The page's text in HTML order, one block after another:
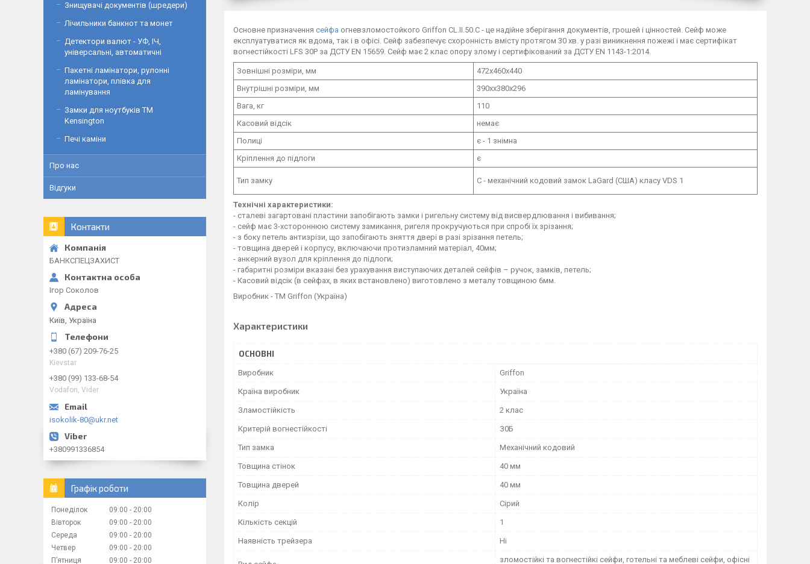
Основне призначення сейфа огневзломостойкого Griffon CL.II.50.C - це надійне зберігання документів, грошей і цінностей. Сейф може
експлуатуватися як вдома, так і в офісі. Сейф забезпечує схоронність вмісту протягом 30 хв. у разі виникнення пожежі і має сертифікат
вогнестійкості LFS 30P за ДСТУ EN 15659. Сейф має 2 клас опору злому і сертифікований за ДСТУ ЕN 1143-1:2014.
Зовнішні розміри, мм
472х460х440
Внутрішні розміри, мм
390хх380х296
Вага, кг
110
Касовий відсік
немає
Полиці
є - 1 знімна
Кріплення до підлоги
є
Тип замку C - механічний кодовий замок LaGard (США) класу VDS 1
Технічні характеристики:
- сталеві загартовані пластини запобігають замки і ригельну систему від висвердлювання і вибивання;
- сейф має 3-хстороннюю систему замикання, ригеля прокручуються при спробі їх зрізання;
- з боку петель антизрізи, що запобігають зняття двері в разі зрізання петель;
- товщина дверей і корпусу, включаючи протизламний матеріал, 40мм;
- анкерний вузол для кріплення до підлоги;
- габаритні розміри вказані без урахування виступаючих деталей сейфів – ручок, замків, петель;
- Касовий відсік (в сейфах, в яких встановлено) виготовлено з металу товщиною 6мм.
Виробник - ТМ Griffon (Україна)
Характеристики
ОСНОВНІ
Виробник Griffon
Країна виробник Україна
Зламостійкість 2 клас
Критерій вогнестійкості З0Б
Тип замка Механічний кодовий
Товщина стінок 40 мм
Товщина дверей 40 мм
Колір Сірий
Кількість секцій 1
Наявність трейзера Ні
зломостійкі та вогнестійкі сейфи, готельні та меблеві сейфи, офісні
Знищувачі документів (шредери)
Лічильники банкнот та монет
Детектори валют - УФ, ІЧ,
універсальні, автоматичні
Пакетні ламінатори, рулонні
ламінатори, плівка для
ламінування
Замки для ноутбуків ТМ
Kensington
Печі каміни
Про нас
Відгуки
Контакти
БАНКСПЕЦЗАХИСТ
Ігор Соколов
Київ, Україна
+380 (67) 209-76-25
Kievstar
+380 (99) 133-68-54
Vodafon, Vider
isokolik-80@ukr.net
+380991336854
Графік роботи
Понеділок 09:00
20:00
Вівторок
09:00
20:00
Середа
09:00
20:00
Четвер
09:00
20:00
Пʼятниця
09:00
20:00